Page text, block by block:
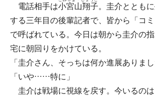
電話相手は小宮山翔子。圭介ととも
する三年目の後輩記者で、皆から「コ
で呼ばれている。今日は朝から圭介の
宅に朝回りをかけている。
「圭介さん、そっちは何か進展ありまし
「いや……特に」
圭介は戦場に視線を戻す。今いるの